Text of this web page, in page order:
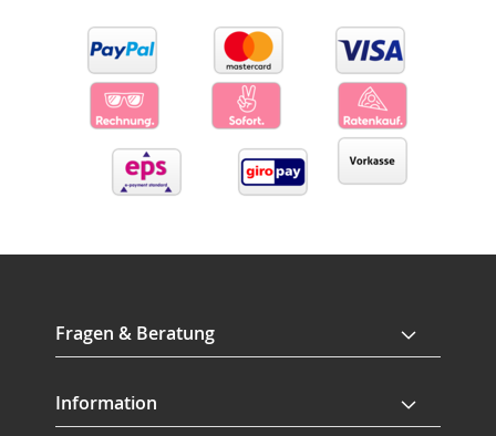
Fragen & Beratung
Information